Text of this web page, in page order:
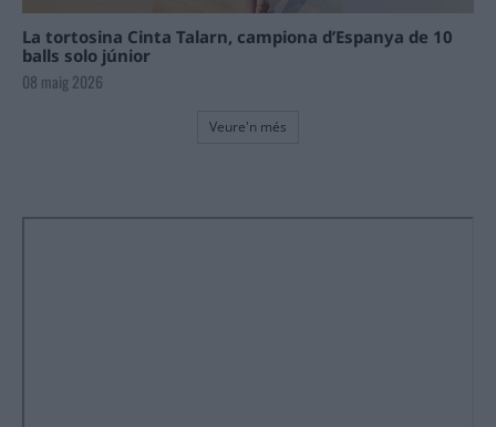
La tortosina Cinta Talarn, campiona d’Espanya de 10
balls solo júnior
08 maig 2026
Veure'n més